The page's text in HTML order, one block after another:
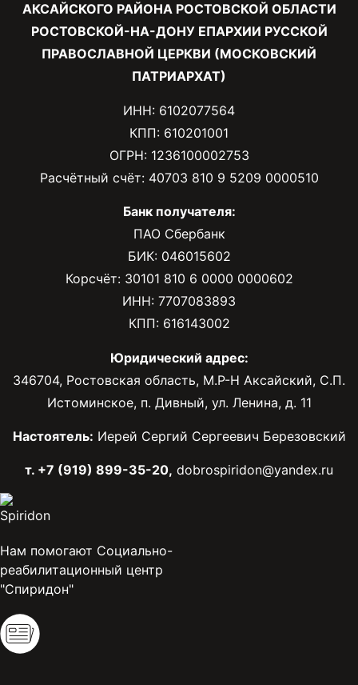
АКСАЙСКОГО РАЙОНА РОСТОВСКОЙ ОБЛАСТИ
РОСТОВСКОЙ-НА-ДОНУ ЕПАРХИИ РУССКОЙ
ПРАВОСЛАВНОЙ ЦЕРКВИ (МОСКОВСКИЙ
ПАТРИАРХАТ)
ИНН: 6102077564
КПП: 610201001
ОГРН: 1236100002753
Расчётный счёт: 40703 810 9 5209 0000510
Банк получателя:
ПАО Сбербанк
БИК: 046015602
Корсчёт: 30101 810 6 0000 0000602
ИНН: 7707083893
КПП: 616143002
Юридический адрес:
346704, Ростовская область, М.Р-Н Аксайский, С.П.
Истоминское, п. Дивный, ул. Ленина, д. 11
Настоятель: Иерей Сергий Сергеевич Березовский
т. +7 (919) 899-35-20, dobrospiridon@yandex.ru
Нам помогают Социально-
реабилитационный центр
"Спиридон"